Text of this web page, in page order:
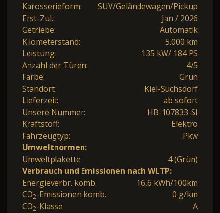
Karosserieform:
SUV/Geländewagen/Pickup
Erst-Zul.:
Jan / 2026
Getriebe:
Automatik
Kilometerstand:
5.000 km
Leistung:
135 kW/ 184 PS
Anzahl der Türen:
4/5
Farbe:
Grün
Standort:
Kiel-Suchsdorf
Lieferzeit:
ab sofort
Unsere Nummer:
HB-107833-SI
Kraftstoff:
Elektro
Fahrzeugtyp:
Pkw
Umweltnormen:
Umweltplakette
4 (Grün)
Verbrauch und Emissionen nach WLTP:
Energieverbr. komb.
16,6 kWh/100km
CO2-Emissionen komb.
0 g/km
CO2-Klasse A